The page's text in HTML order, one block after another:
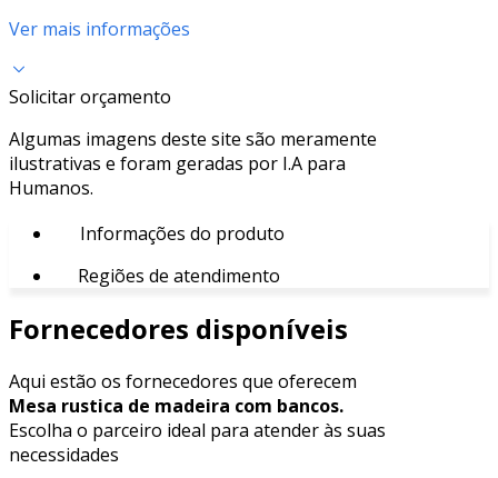
Ver mais informações
Solicitar orçamento
Algumas imagens deste site são meramente
ilustrativas e foram geradas por I.A para
Humanos.
Informações do produto
Regiões de atendimento
Fornecedores disponíveis
Aqui estão os fornecedores que oferecem
Mesa rustica de madeira com bancos.
Escolha o parceiro ideal para atender às suas
necessidades